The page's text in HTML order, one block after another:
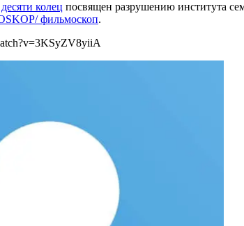
колец посвящен разрушению института
фильмоскоп.